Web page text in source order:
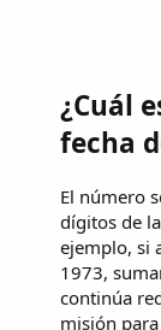
¿Cuál
fecha
El número
dígitos de
ejemplo, si
1973,
continúa
misión